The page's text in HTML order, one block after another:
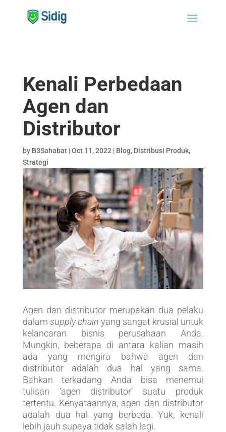
Kenali Perbedaan
Agen dan
Distributor
by B3Sahabat|Oct 11, 2022 | Blog, Distribusi Produk,
Strategi
Agen dan distributor merupakan dua pelaku
dalam supply chain yang sangat krusial untuk
kelancaran bisnis perusahaan Anda.
Mungkin, beberapa di antara kalian masih
ada yang mengira bahwa agen dan
distributor adalah dua hal yang sama.
Bahkan terkadang Anda bisa menemui
tulisan ‘agen distributor’ suatu produk
tertentu. Kenyataannya, agen dan distributor
adalah dua hal yang berbeda. Yuk, kenali
lebih jauh supaya tidak salah lagi.